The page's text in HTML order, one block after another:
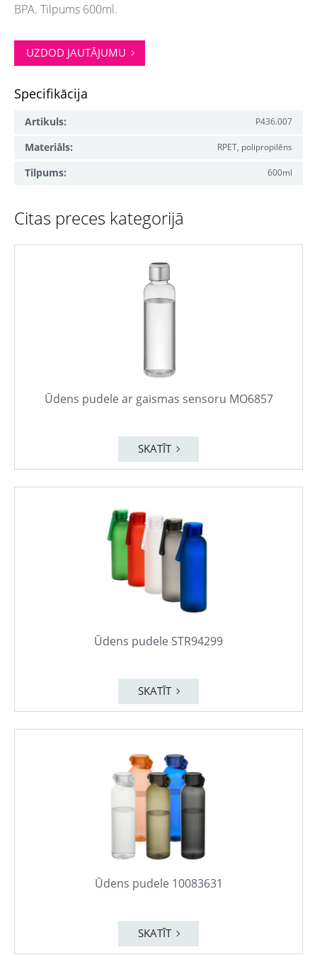
BPA. Tilpums 600ml.
UZDOD JAUTĀJUMU
Specifikācija
Artikuls: P436.007
Materiāls: RPET, polipropilēns
Tilpums: 600ml
Citas preces kategorijā
Ūdens pudele ar gaismas sensoru MO6857
SKATĪT
Ūdens pudele STR94299
SKATĪT
Ūdens pudele 10083631
SKATĪT